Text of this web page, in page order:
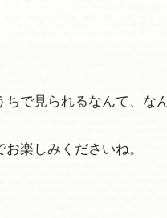
ちで見られるなんて、な
楽しみくださいね。